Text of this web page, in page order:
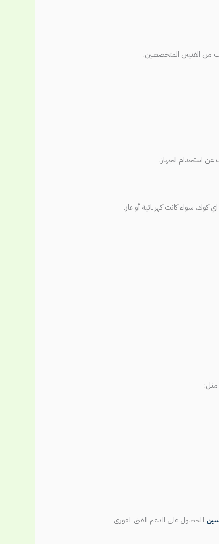
من الفنيين المتخصصين.
عن استخدام الجهاز.
كوك، سواء كانت كهربائية أو غاز.
مثل:
للحصول على الدعم الفني الفوري.